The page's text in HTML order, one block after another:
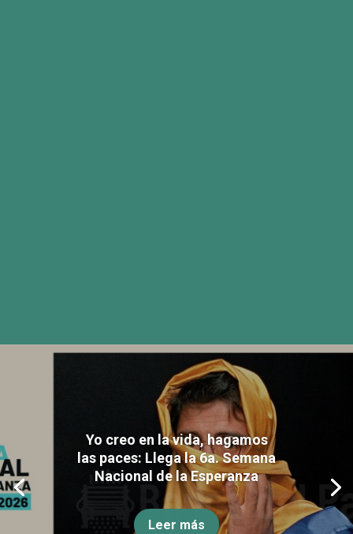
Yo creo en la vida, hagamos
las paces: Llega la 6a. Semana
Nacional de la Esperanza
Leer más